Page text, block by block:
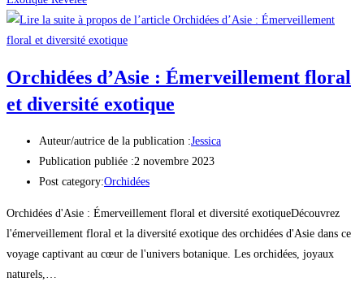
Orchidées d’Asie : Émerveillement floral
et diversité exotique
Auteur/autrice de la publication :Jessica
Publication publiée :2 novembre 2023
Post category:Orchidées
Orchidées d'Asie : Émerveillement floral et diversité exotiqueDécouvrez
l'émerveillement floral et la diversité exotique des orchidées d'Asie dans ce
voyage captivant au cœur de l'univers botanique. Les orchidées, joyaux
naturels,…